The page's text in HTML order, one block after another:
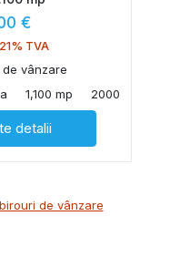
€
TVA
vânzare
1,100 mp 2000
detalii
de vânzare